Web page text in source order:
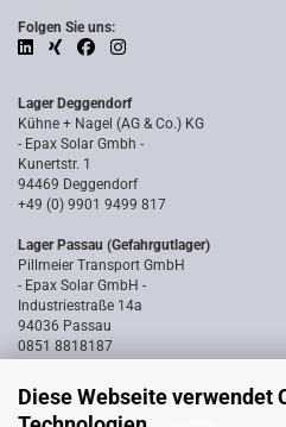
Diese Webseite verwendet
Folgen Sie uns:
Lager Deggendorf
Kühne + Nagel (AG & Co.) KG
- Epax Solar Gmbh -
Kunertstr. 1
94469 Deggendorf
+49 (0) 9901 9499 817
Lager Passau (Gefahrgutlager)
Pillmeier Transport GmbH
- Epax Solar GmbH -
Industriestraße 14a
94036 Passau
0851 8818187